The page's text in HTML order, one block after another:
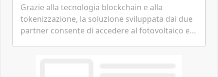
Grazie alla tecnologia blockchain e alla
tokenizzazione, la soluzione sviluppata dai due
partner consente di accedere al fotovoltaico e